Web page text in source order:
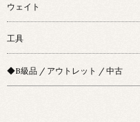
ウェイト
工具
◆B級品 / アウトレット / 中古